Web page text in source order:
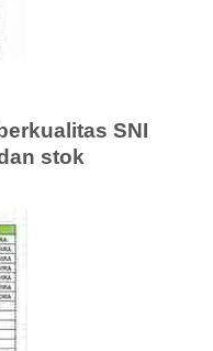
SNI
stok